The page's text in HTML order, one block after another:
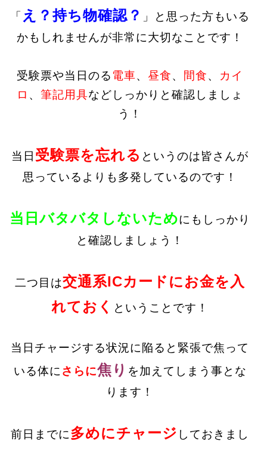
「 え？持ち物確認？
」と思った方もいる
かもしれませんが非常に大切なことです！
受験票や当日のる 電車、 昼食、 間食、 カイ
ロ 、筆記用具などしっかりと確認しましょ
う！
当日 受験票を忘れる というのは皆さんが
思っているよりも多発しているのです！
当日バタバタしないためにもしっかり
と確認しましょう！
二つ目は交通系ICカードにお金を入
れておく ということです！
当日チャージする状況に陥ると緊張で焦って
いる体に さらに焦り を加えてしまう事とな
ります！
前日までに多めにチャージ しておきまし